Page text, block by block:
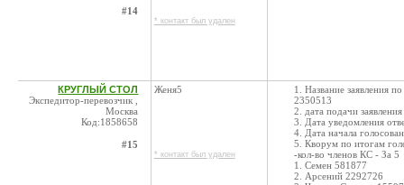
#14
* контакт был удален
КРУГЛЫЙ СТОЛ
Экспедитор-перевозчик ,
Москва
Код:1858658
#15
Женя5
* контакт был удален
1. Название
2350513
2. дата подачи
3. Дата уведомления
4. Дата начала
5. Кворум по итогам
-кол-во членов КС - За 5
1. Семен 581877
2. Арсений 2292726